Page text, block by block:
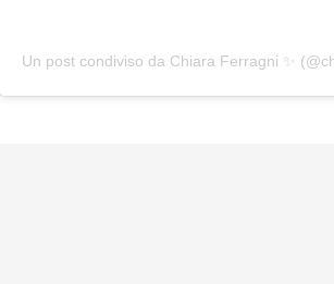
Un post condiviso da Chiara Ferragni ✨